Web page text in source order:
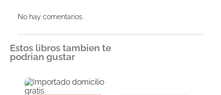
No hay comentarios.
Estos libros tambien te
podrian gustar